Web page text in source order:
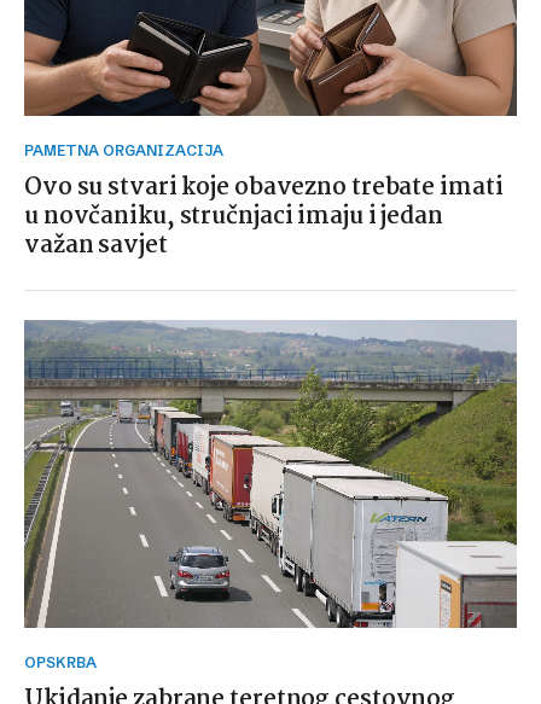
PAMETNA ORGANIZACIJA
Ovo su stvari koje obavezno trebate imati
u novčaniku, stručnjaci imaju i jedan
važan savjet
OPSKRBA